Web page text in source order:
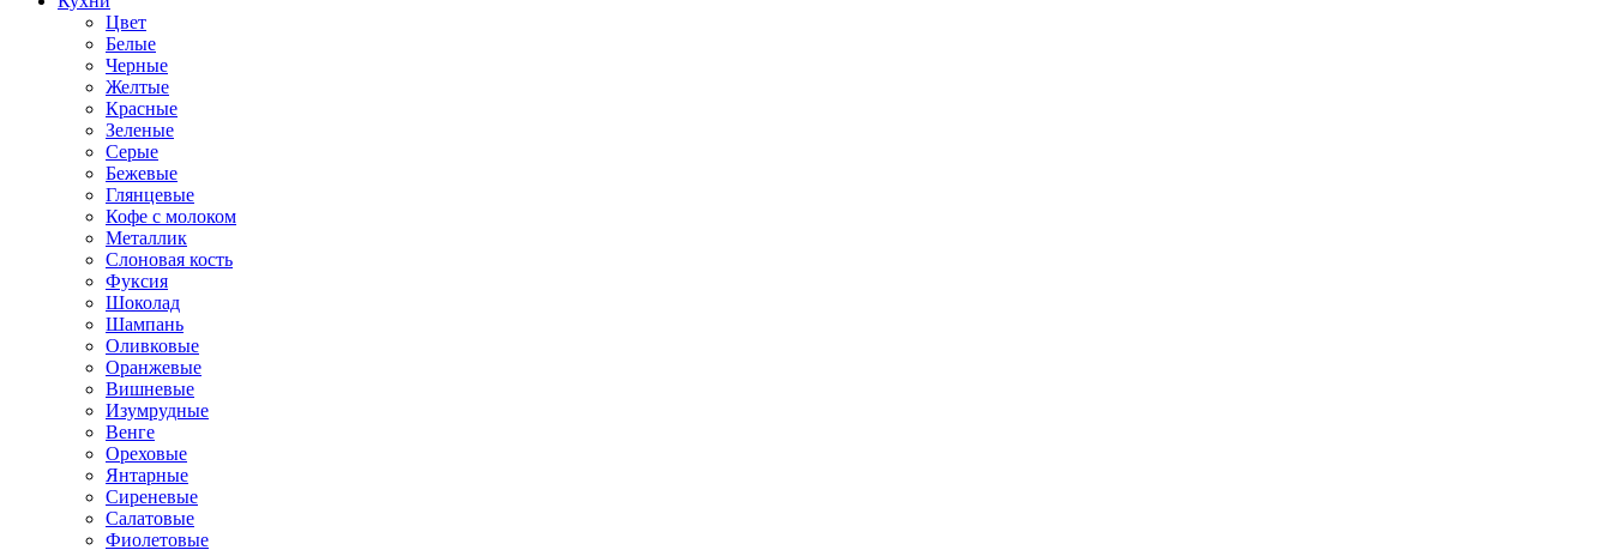
Цвет
Белые
Черные
Желтые
Красные
Зеленые
Серые
Бежевые
Глянцевые
Кофе с молоком
Металлик
Слоновая кость
Фуксия
Шоколад
Шампань
Оливковые
Оранжевые
Вишневые
Изумрудные
Венге
Ореховые
Янтарные
Сиреневые
Салатовые
Фиолетовые